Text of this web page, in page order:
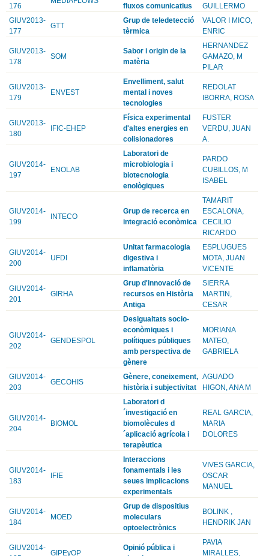
176
fluxos comunicatius
GUILLERMO
GIUV2013-
177
GTT
Grup de teledetecció
tèrmica
VALOR I MICO,
ENRIC
GIUV2013-
178
SOM
Sabor i origin de la
matèria
HERNANDEZ
GAMAZO, M
PILAR
GIUV2013-
179
ENVEST
Envelliment, salut
mental i noves
tecnologies
REDOLAT
IBORRA, ROSA
GIUV2013-
180
IFIC-EHEP
Física experimental
d'altes energies en
colisionadores
FUSTER
VERDU, JUAN
A.
GIUV2014-
197
ENOLAB
Laboratori de
microbiologia i
biotecnologia
enològiques
PARDO
CUBILLOS, M
ISABEL
GIUV2014-
199
INTECO
Grup de recerca en
integració econòmica
TAMARIT
ESCALONA,
CECILIO
RICARDO
GIUV2014-
200
UFDI
Unitat farmacologia
digestiva i
inflamatòria
ESPLUGUES
MOTA, JUAN
VICENTE
GIUV2014-
201
GIRHA
Grup d'innovació de
recursos en Història
Antiga
SIERRA
MARTIN,
CESAR
GIUV2014-
202
GENDESPOL
Desigualtats socio-
econòmiques i
polítiques públiques
amb perspectiva de
gènere
MORIANA
MATEO,
GABRIELA
GIUV2014-
203
GECOHIS
Gènere, coneixement,
història i subjectivitat
AGUADO
HIGON, ANA M
GIUV2014-
204
BIOMOL
Laboratori d
´investigació en
biomolècules d
´aplicació agrícola i
terapèutica
REAL GARCIA,
MARIA
DOLORES
GIUV2014-
183
IFIE
Interaccions
fonamentals i les
seues implicacions
experimentals
VIVES GARCIA,
OSCAR
MANUEL
GIUV2014-
184
MOED
Grup de dispositius
moleculars
optoelectrònics
BOLINK ,
HENDRIK JAN
GIUV2014-
GIPEyOP
Opinió pública i
PAVIA
MIRALLES,